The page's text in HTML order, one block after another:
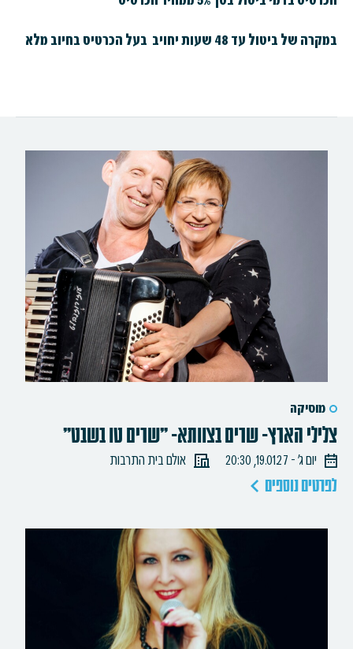
במקרה של ביטול עד 48 שעות יחויב בעל הכרטיס בחיוב מלא
מוסיקה
צלילי הארץ- שרים בצוותא- "שרים טו בשבט"
יום ג׳ - 19.01.27, 20:30 אולם בית התרבות
לפרטים נוספים